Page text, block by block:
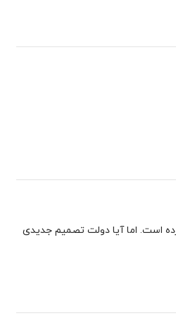
کرده است. اما آیا دولت تصمیم جدیدی